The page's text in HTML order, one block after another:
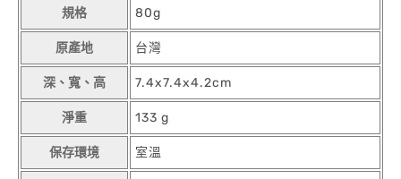
規格 80g
原產地 台灣
深、寬、高 7.4x7.4x4.2cm
淨重 133 g
保存環境 室溫